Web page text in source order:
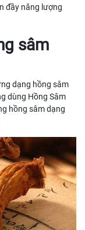
đầy năng lượng
sâm
dạng hồng sâm
dùng Hồng Sâm
hồng sâm dạng